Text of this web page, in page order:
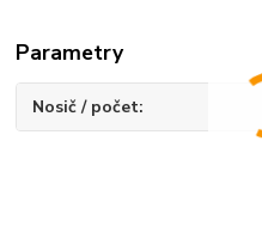
Parametry
Nosič / počet